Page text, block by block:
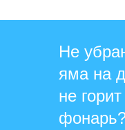
Не
яма на
не горит